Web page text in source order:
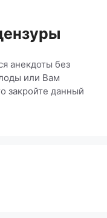
анекдоты без
или Вам
закройте данный